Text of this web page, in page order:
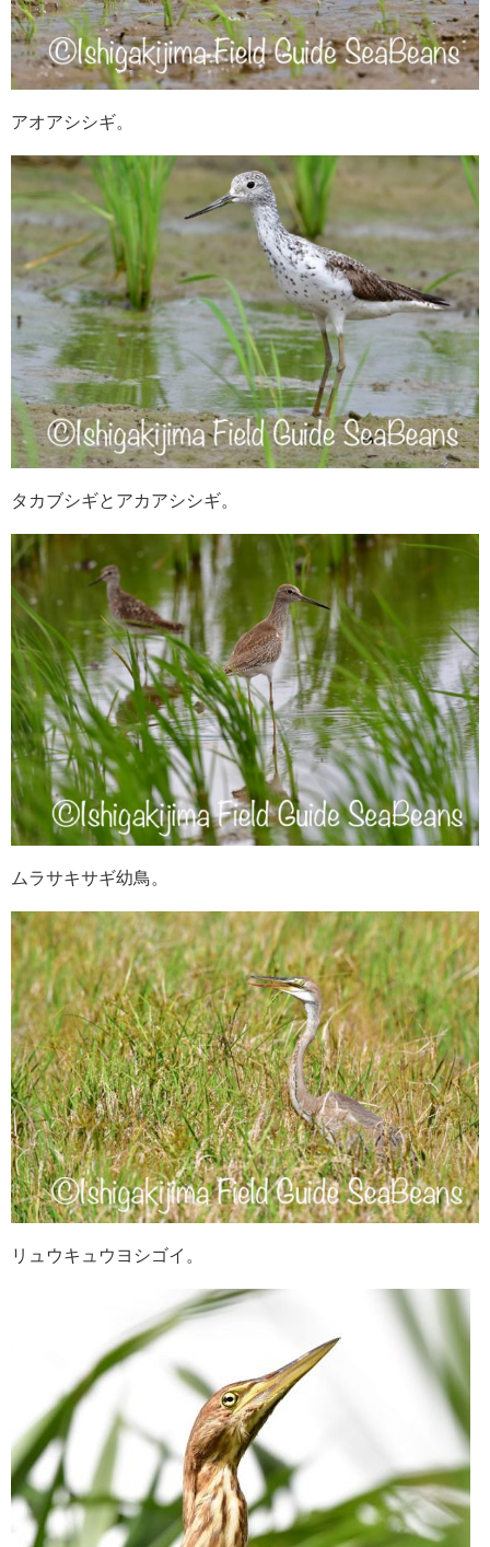
アオアシシギ。
タカブシギとアカアシシギ。
ムラサキサギ幼鳥。
リュウキュウヨシゴイ。